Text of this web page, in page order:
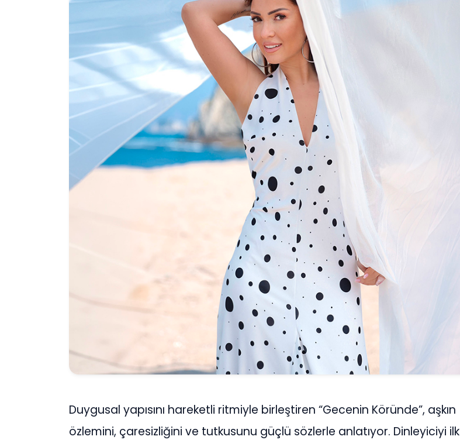
Duygusal yapısını hareketli ritmiyle birleştiren “Gecenin Köründe”, aşkın
özlemini, çaresizliğini ve tutkusunu güçlü sözlerle anlatıyor. Dinleyiciyi ilk